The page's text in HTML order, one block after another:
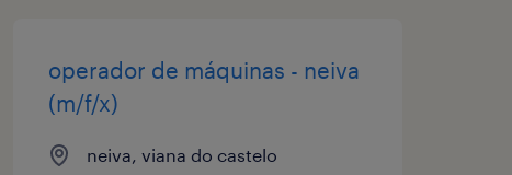
operador de máquinas - neiva
(m/f/x)
neiva, viana do castelo